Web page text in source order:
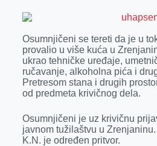
Osumnjičeni se tereti da je u
provalio u više kuća u
ukrao tehničke uređaje,
ručavanje, alkoholna pića i
Pretresom stana i drugih
od predmeta krivičnog dela.
Osumnjičeni je uz krivičnu
javnom tužilaštvu u
K.N. je određen pritvor.